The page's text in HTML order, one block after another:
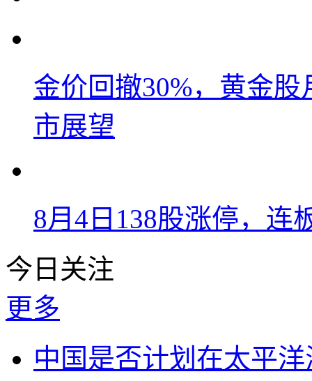
金价回撤30%，黄金
市展望
8月4日138股涨停，连
今日关注
更多
中国是否计划在太平